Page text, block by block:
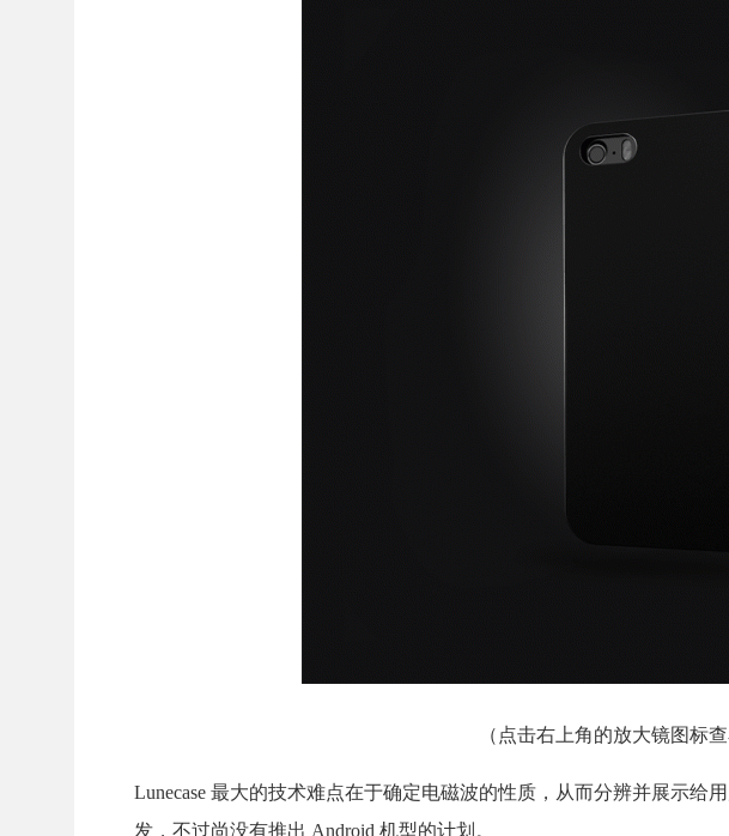
（点击右上角的放大镜图标
Lunecase 最大的技术难点在于确定电磁波的性质，从而分辨并展示给
发，不过尚没有推出 Android 机型的计划。